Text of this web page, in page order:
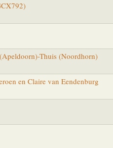
Thuis (Noordhorn)
en Claire van Eendenburg